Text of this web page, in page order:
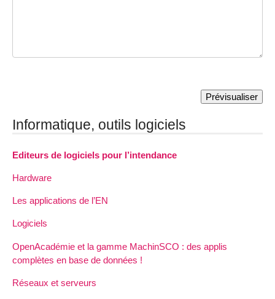
Informatique, outils logiciels
Editeurs de logiciels pour l’intendance
Hardware
Les applications de l’EN
Logiciels
OpenAcadémie et la gamme MachinSCO : des applis
complètes en base de données !
Réseaux et serveurs